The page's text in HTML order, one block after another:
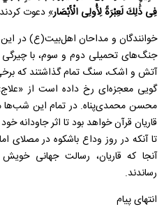
فِی ذَٰلِكَ لَعِبْرَةً لِأُولِی الْأَبْصَار»ِ دعوت
خوانندگان و مداحان اهل‌بیت(ع) در
جنگ‌های تحمیلی دوم و سوم، با
آتش و اشک، سنگ تمام گذاشتند که
گویی معجزه‌ای رخ داده است از
محسن محمدی‌پناه. در تمام این
قاریان قرآن خواهد بود تا اثر جاودانه
تا آنکه در روز وداع باشکوه در مصلای
آنجا که قاریان، رسالت جهانی
رساندند.
انتهای پیام